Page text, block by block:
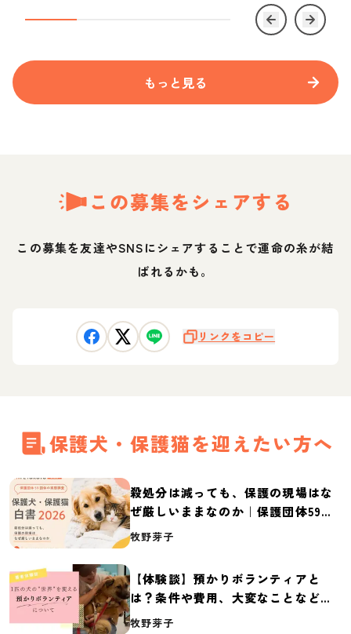
もっと見る
この募集をシェアする
この募集を友達やSNSにシェアすることで運命の糸が結
ばれるかも。
リンクをコピー
保護犬・保護猫を迎えたい方へ
殺処分は減っても、保護の現場はな
ぜ厳しいままなのか｜保護団体59団
体の実態調査【保護犬・保護猫白書
牧野芽子
【体験談】預かりボランティアと
は？条件や費用、大変なことなど紹
介
牧野芽子